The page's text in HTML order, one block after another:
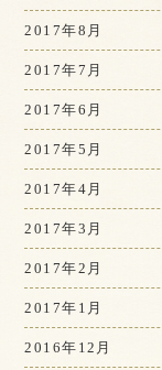
2017年8月
2017年7月
2017年6月
2017年5月
2017年4月
2017年3月
2017年2月
2017年1月
2016年12月